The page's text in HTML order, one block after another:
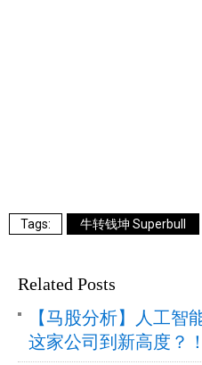
牛转钱坤 Superbull
Related Posts
【马股分析】人工智
这家公司到新高度？！